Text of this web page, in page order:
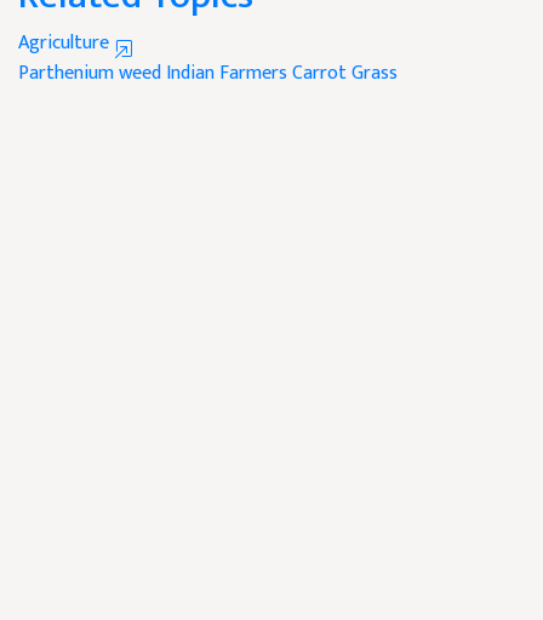
Agriculture
Parthenium weedIndian FarmersCarrot Grass